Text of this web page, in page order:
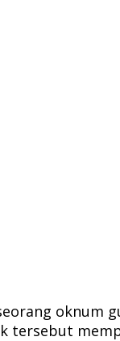
oknum
tersebut